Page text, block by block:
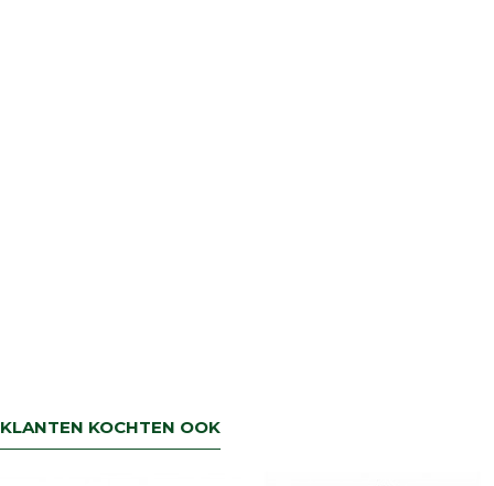
KLANTEN KOCHTEN OOK